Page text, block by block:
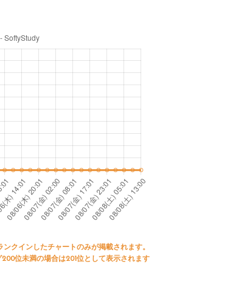
ンクインしたチャートのみが掲載されます。
200位未満の場合は201位として表示されます